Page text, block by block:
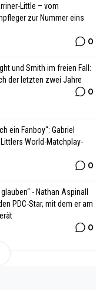
Little – vom
zur Nummer eins
0
und Smith im freien Fall:
der letzten zwei Jahre
0
ein Fanboy“: Gabriel
World-Matchplay-
0
- Nathan Aspinall
PDC-Star, mit dem er am
0